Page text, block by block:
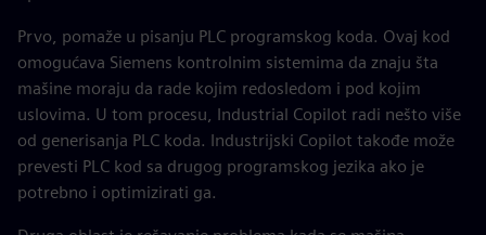
Prvo, pomaže u pisanju PLC programskog koda. Ovaj kod
omogućava Siemens kontrolnim sistemima da znaju šta
mašine moraju da rade kojim redosledom i pod kojim
uslovima. U tom procesu, Industrial Copilot radi nešto više
od generisanja PLC koda. Industrijski Copilot takođe može
prevesti PLC kod sa drugog programskog jezika ako je
potrebno i optimizirati ga.